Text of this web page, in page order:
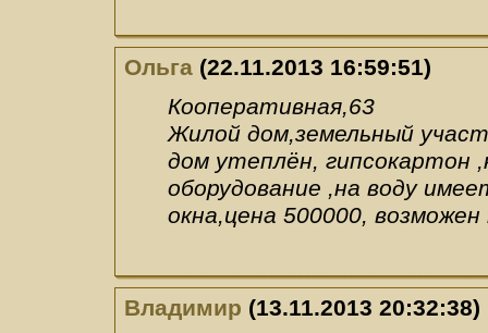
Ольга (22.11.2013 16:59:51)
Кооперативная,63
Жилой дом,земельный
дом утеплён, гипсокартон
оборудование ,на воду
окна,цена 500000,
Владимир (13.11.2013 20:32:38)